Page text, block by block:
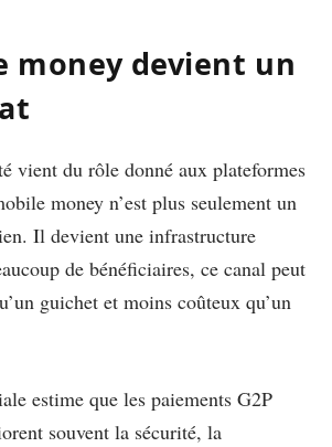
money devient un
vient du rôle donné aux plateformes
money n’est plus seulement un
Il devient une infrastructure
de bénéficiaires, ce canal peut
guichet et moins coûteux qu’un
estime que les paiements G2P
souvent la sécurité, la